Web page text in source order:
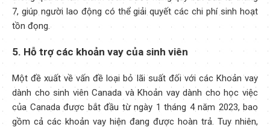
7, giúp người lao động có thể giải quyết các chi phí sinh hoạt
tồn đọng.
5. Hỗ trợ các khoản vay của sinh viên
Một đề xuất về vấn đề loại bỏ lãi suất đối với các Khoản vay
dành cho sinh viên Canada và Khoản vay dành cho học việc
của Canada được bắt đầu từ ngày 1 tháng 4 năm 2023, bao
gồm cả các khoản vay hiện đang được hoàn trả. Tuy nhiên,